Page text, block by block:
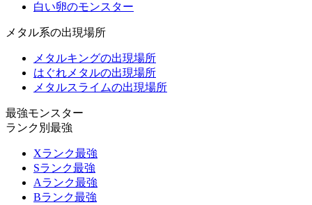
白い卵のモンスター
メタル系の出現場所
メタルキングの出現場所
はぐれメタルの出現場所
メタルスライムの出現場所
最強モンスター
ランク別最強
Xランク最強
Sランク最強
Aランク最強
Bランク最強